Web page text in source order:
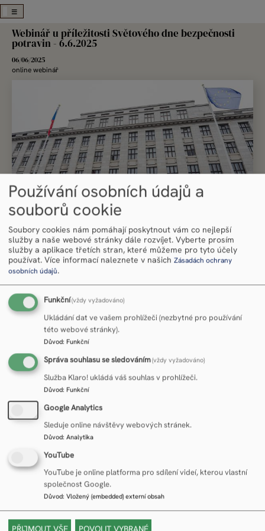
Webinář u příležitosti Světového dne bezpečnosti
potravin - 6.6.2025
06/06/2025
online webinář
Každý rok dne 7. června oslavujeme Světový den bezpečnosti potravin a
připomínáme si, že bezpečnost potravin je kolektivním právem a
odpovědností – každý musí hrát svou roli.
V České republice a Slovenské republice si tento den připomeneme
webinářem, který společně připravují Národný kontaktný bod pre vedeckú a
technickú spoluprácu s EFSASlovenskej republiky a Koordinační místo pro
vědeckou a technickou spolupráci s EFSAv ČR
Zpráva
stavu
Omlouváme se... Tento formulář už byl uzavřen.
Pro Vás
Registry
Weby ÚZEI
ekonomiky a informací
Používání osobních údajů a
souborů cookie
Soubory cookies nám pomáhají poskytnout vám co nejlepší
služby a naše webové stránky dále rozvíjet. Vyberte prosím
služby a aplikace třetích stran, které můžeme pro tyto účely
používat. Více informací naleznete v našich Zásadách ochrany
osobních údajů.
Funkční(vždy vyžadováno)
Ukládání dat ve vašem prohlížeči (nezbytné pro používání
této webové stránky).
Důvod: Funkční
Správa souhlasu se sledováním(vždy vyžadováno)
Služba Klaro! ukládá váš souhlas v prohlížeči.
Důvod: Funkční
Google Analytics
Sleduje online návštěvy webových stránek.
Důvod: Analytika
YouTube
YouTube je online platforma pro sdílení videí, kterou vlastní
společnost Google.
Důvod: Vložený (embedded) externí obsah
POVOLIT VYBRANÉ
PŘIJMOUT VŠE